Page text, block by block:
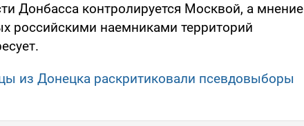
Донбасса контролируется Москвой, а мнение
российскими наемниками территорий
из Донецка раскритиковали псевдовыборы